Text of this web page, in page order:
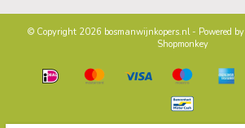
© Copyright 2026 bosmanwijnkopers.nl - Powered by
Shopmonkey